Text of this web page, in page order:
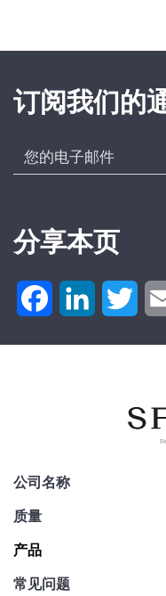
SA-OUV
3045 A x
应用
订阅我们的
分享本页
FacebookLinkedIn
公司名称
质量
产品
常见问题